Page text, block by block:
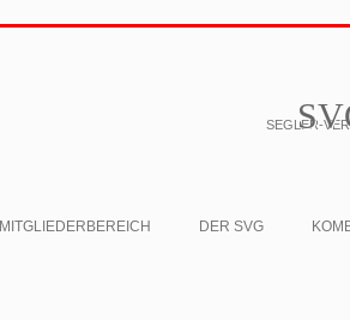
SEGLER-
MITGLIEDERBEREICH DER SVG